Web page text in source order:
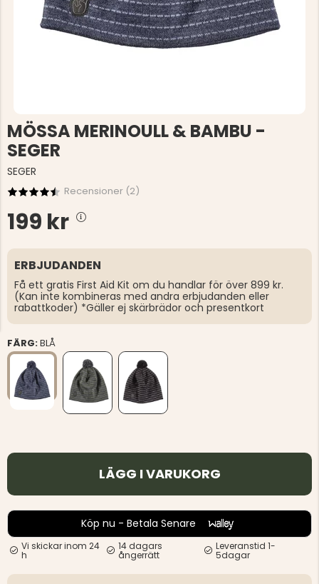
MÖSSA MERINOULL & BAMBU -
SEGER
SEGER
Recensioner (2)
199 kr
ERBJUDANDEN
Få ett gratis First Aid Kit om du handlar för över 899 kr.
(Kan inte kombineras med andra erbjudanden eller
rabattkoder) *Gäller ej skärbrädor och presentkort
FÄRG:BLÅ
LÄGG I VARUKORG
Köp nu - Betala Senare
Vi skickar inom 24
h
14 dagars
ångerrätt
Leveranstid 1-
5dagar